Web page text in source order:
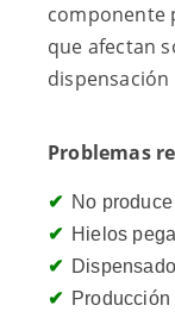
componente
que afectan
dispensación
Problemas
No
Hielos
Producción